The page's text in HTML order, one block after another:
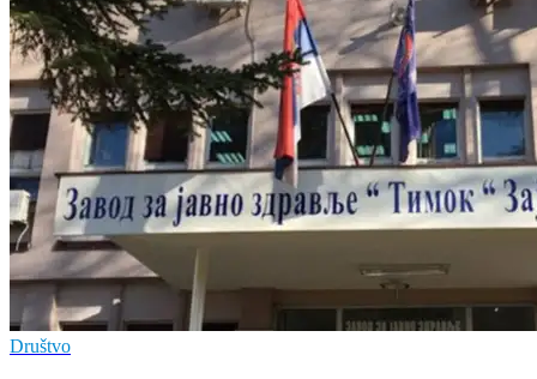
Društvo